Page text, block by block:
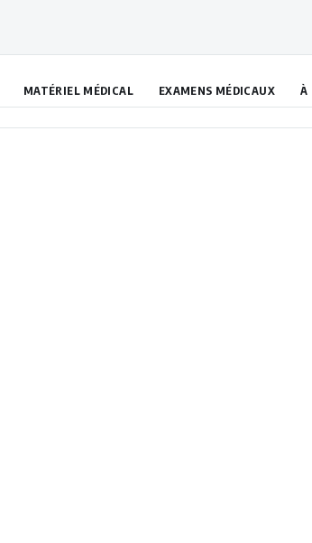
MATÉRIEL MÉDICAL EXAMENS MÉDICAUX À